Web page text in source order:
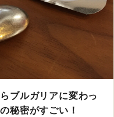
ブルガリアに変わっ
秘密がすごい！